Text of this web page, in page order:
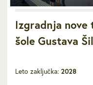
Izgradnja nove
šole Gustava
Leto zaključka: 2028